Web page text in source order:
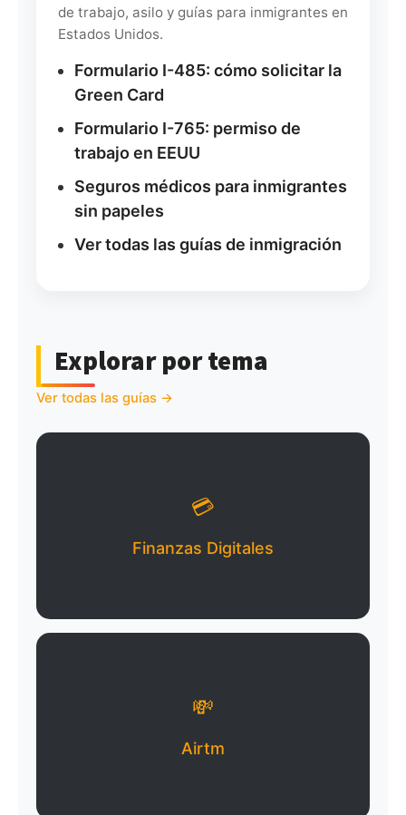
de trabajo, asilo y guías para inmigrantes en
Estados Unidos.
Formulario I-485: cómo solicitar la
Green Card
Formulario I-765: permiso de
trabajo en EEUU
Seguros médicos para inmigrantes
sin papeles
Ver todas las guías de inmigración
Explorar por tema
Ver todas las guías →
💳
Finanzas Digitales
💸
Airtm